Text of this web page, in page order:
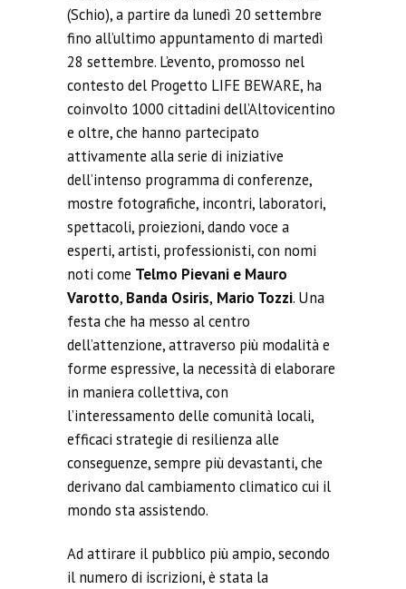
(Schio), a partire da lunedì 20 settembre
fino all’ultimo appuntamento di martedì
28 settembre. L’evento, promosso nel
contesto del Progetto LIFE BEWARE, ha
coinvolto 1000 cittadini dell’Altovicentino
e oltre,che hanno partecipato
attivamente alla serie di iniziative
dell’intenso programma di conferenze,
mostre fotografiche, incontri, laboratori,
spettacoli, proiezioni, dando voce a
esperti, artisti, professionisti, con nomi
noti come Telmo Pievani e Mauro
Varotto, Banda Osiris, Mario Tozzi. Una
festa che ha messo al centro
dell’attenzione, attraverso più modalità e
forme espressive, la necessità di elaborare
in maniera collettiva, con
l’interessamento delle comunità locali,
efficaci strategie di resilienza alle
conseguenze, sempre più devastanti, che
derivano dalcambiamento climatico cui il
mondo sta assistendo.
Ad attirare il pubblico più ampio, secondo
il numero di iscrizioni, è stata la